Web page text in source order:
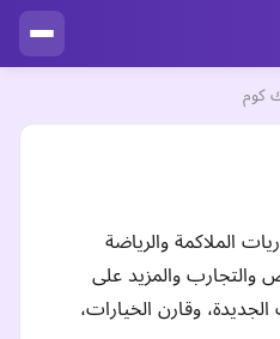
كوم
الملاكمة والرياضة
والتجارب والمزيد على
وقارن الخيارات،